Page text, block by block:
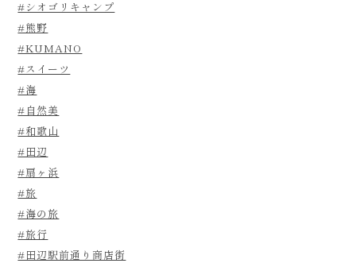
#シオゴリキャンプ
#熊野
#KUMANO
#スイーツ
#海
#自然美
#和歌山
#田辺
#扇ヶ浜
#旅
#海の旅
#旅行
#田辺駅前通り商店街